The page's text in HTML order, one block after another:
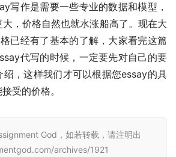
写作是需要一些专业的数据和模型，
，价格自然也就水涨船高了。现在大
已经有了基本的了解，大家看完这篇
代写的时候，一定要先对自己的要
绍，这样我们才可以根据您essay的具
受的价格。
God，如若转载，请注明出
archives/1921